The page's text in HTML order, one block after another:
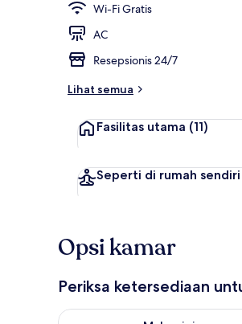
Wi-Fi Gratis
AC
Resepsionis 24/7
Lihat semua
Fasilitas utama (11)
Seperti di rumah sendiri
Opsi kamar
Periksa ketersediaan
Periksa ketersediaan untuk